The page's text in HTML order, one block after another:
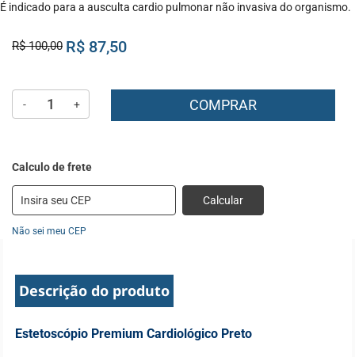
É indicado para a ausculta cardio pulmonar não invasiva do organismo.
R$ 100,00 R$ 87,50
- + COMPRAR
Calcular
Não sei meu CEP
Descrição do produto
Estetoscópio Premium Cardiológico Preto